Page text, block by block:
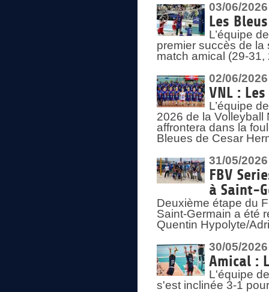
03/06/2026
Les
L’équipe
premier succès de la
match amical (29-
02/06/2026
VNL :
L’équipe
2026 de la
affrontera dans la
Bleues de Cesar
31/05/2026
FBV
à Saint-
Deuxième étape du
Saint-Germain a été
Quentin Hypolyte/
30/05/2026
Amical :
L'équipe
s'est inclinée 3-1